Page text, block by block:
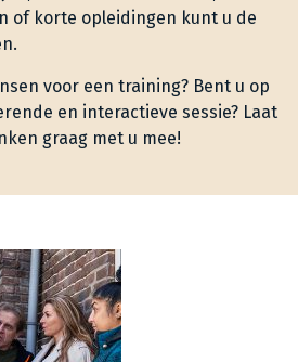
of korte opleidingen kunt u de
voor een training? Bent u op
en interactieve sessie? Laat
graag met u mee!